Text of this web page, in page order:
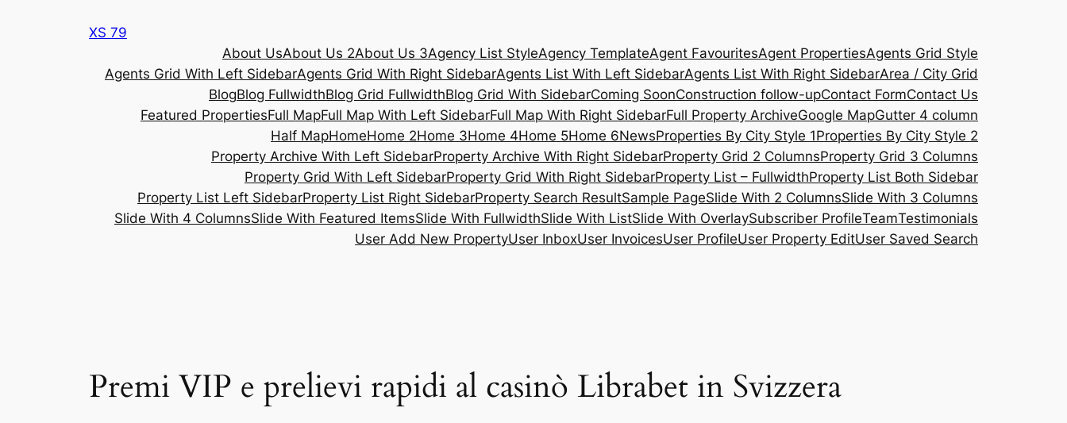
XS 79
About UsAbout Us 2About Us 3Agency List StyleAgency TemplateAgent FavouritesAgent PropertiesAgents Grid Style
Agents Grid With Left SidebarAgents Grid With Right SidebarAgents List With Left SidebarAgents List With Right SidebarArea / City Grid
BlogBlog FullwidthBlog Grid FullwidthBlog Grid With SidebarComing SoonConstruction follow-upContact FormContact Us
Featured PropertiesFull MapFull Map With Left SidebarFull Map With Right SidebarFull Property ArchiveGoogle MapGutter 4 column
Half MapHomeHome 2Home 3Home 4Home 5Home 6NewsProperties By City Style 1Properties By City Style 2
Property Archive With Left SidebarProperty Archive With Right SidebarProperty Grid 2 ColumnsProperty Grid 3 Columns
Property Grid With Left SidebarProperty Grid With Right SidebarProperty List – FullwidthProperty List Both Sidebar
Property List Left SidebarProperty List Right SidebarProperty Search ResultSample PageSlide With 2 ColumnsSlide With 3 Columns
Slide With 4 ColumnsSlide With Featured ItemsSlide With FullwidthSlide With ListSlide With OverlaySubscriber ProfileTeamTestimonials
User Add New PropertyUser InboxUser InvoicesUser ProfileUser Property EditUser Saved Search
Premi VIP e prelievi rapidi al casinò Librabet in Svizzera